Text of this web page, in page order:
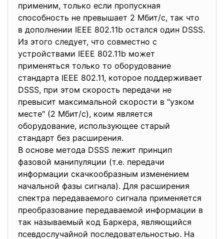
применим, только если пропускная
способность не превышает 2 Мбит/с, так что
в дополнении IEEE 802.11b остался один DSSS.
Из этого следует, что совместно с
устройствами IEEE 802.11b может
применяться только то оборудование
стандарта IEEE 802.11, которое поддерживает
DSSS, при этом скорость передачи не
превысит максимальной скорости в "узком
месте" (2 Мбит/с), коим является
оборудование, использующее старый
стандарт без расширения.
В основе метода DSSS лежит принцип
фазовой манипуляции (т.е. передачи
информации скачкообразным изменением
начальной фазы сигнала). Для расширения
спектра передаваемого сигнала применяется
преобразование передаваемой информации в
так называемый код Баркера, являющийся
псевдослучайной последовательностью. На